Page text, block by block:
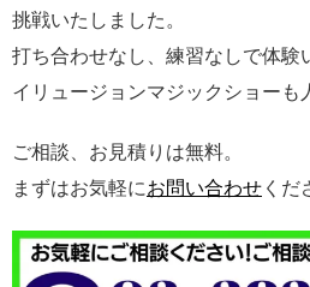
挑戦いたしました。
打ち合わせなし、練習なしで体験
イリュージョンマジックショーも
ご相談、お見積りは無料。
まずはお気軽にお問い合わせ くだ